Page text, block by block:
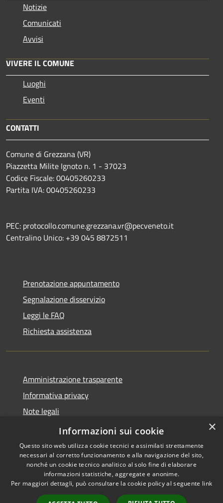
Notizie
Comunicati
Avvisi
VIVERE IL COMUNE
Luoghi
Eventi
CONTATTI
Comune di Grezzana (VR)
Piazzetta Milite Ignoto n. 1 - 37023
Codice Fiscale: 00405260233
Partita IVA: 00405260233
PEC: protocollo.comune.grezzana.vr@pecveneto.it
Centralino Unico: +39 045 8872511
Prenotazione appuntamento
Segnalazione disservizio
Leggi le FAQ
Richiesta assistenza
Amministrazione trasparente
Informativa privacy
Note legali
Dichiarazione di accessibilità
Accessibilità
Copyright © 2026 • Comune di
Grezzana • Powered by
×
Informazioni sui cookie
Questo sito web utilizza cookie tecnici e assimilati strettamente
necessari al corretto funzionamento e alla navigazione del sito,
nonché un cookie tecnico analitico al solo fine di elaborare
informazioni statistiche, aggregate e anonime.
Per maggiori dettagli, può consultare la cookie policy al seguente link